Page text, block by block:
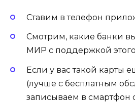
Ставим в телефон
Смотрим, какие банки
МИР с поддержкой
Если у вас такой карты
(лучше с бесплатным
записываем в смартфон